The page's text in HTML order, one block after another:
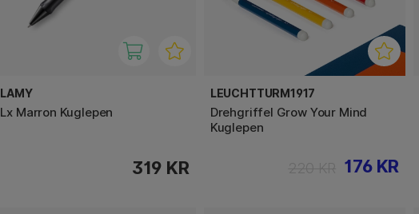
LAMY
Lx Marron Kuglepen
319 KR
LEUCHTTURM1917
Drehgriffel Grow Your Mind
Kuglepen
176 KR